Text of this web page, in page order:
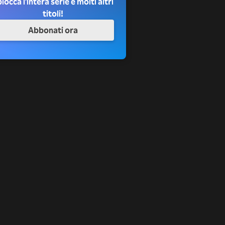
titoli!
Abbonati ora